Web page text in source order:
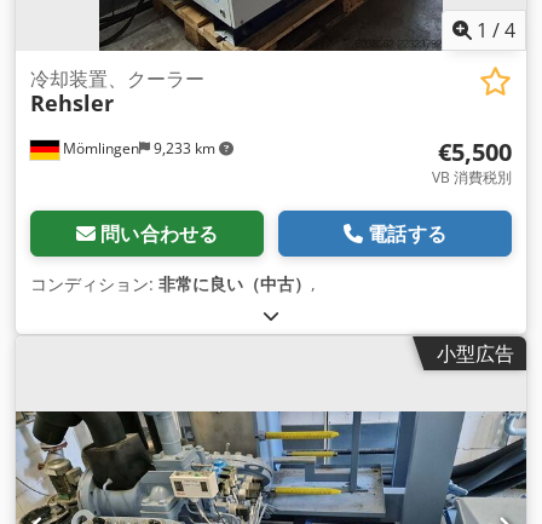
1 /4
Mömlingen 9,233 km
冷却装置、クーラー
Rehsler
€5,500
VB 消費税別
問い合わせる 電話する
コンディション: 非常に良い（中古） ,
小型広告